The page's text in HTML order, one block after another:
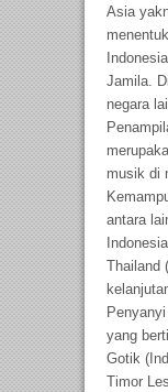
Asia
Jamila.
negara
musik di
antara
Thailand
yang
Gotik
Timor